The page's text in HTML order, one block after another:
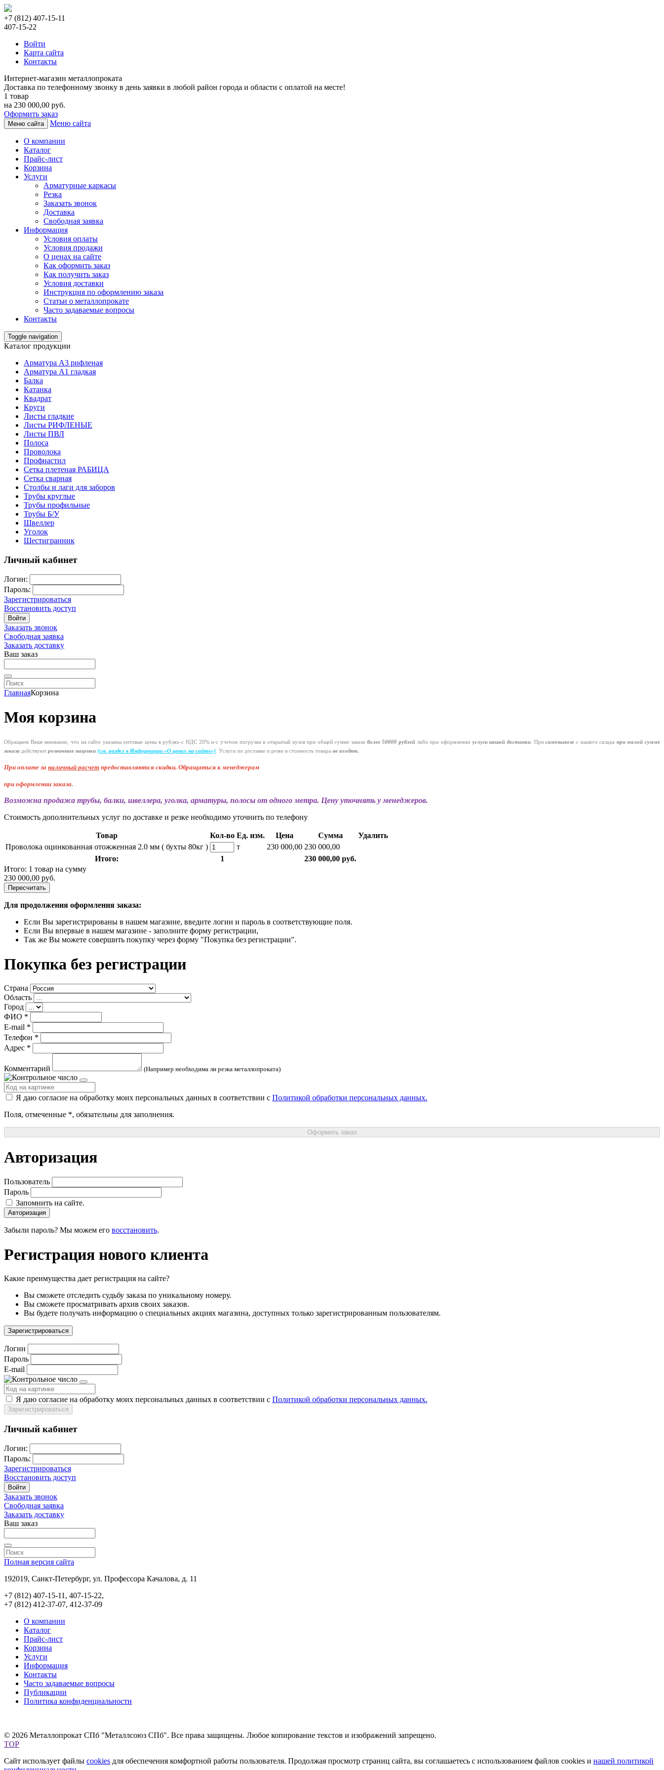
+7 (812) 407-15-11
407-15-22
Войти
Карта сайта
Контакты
Интернет-магазин металлопроката
Доставка по телефонному звонку в день заявки в любой район города и области с оплатой на месте!
1 товар
на 230 000,00 руб.
Оформить заказ
Меню сайта Меню сайта
О компании
Каталог
Прайс-лист
Корзина
Услуги
Арматурные каркасы
Резка
Заказать звонок
Доставка
Свободная заявка
Информация
Условия оплаты
Условия продажи
О ценах на сайте
Как оформить заказ
Как получить заказ
Условия доставки
Инструкция по оформлению заказа
Статьи о металлопрокате
Часто задаваемые вопросы
Контакты
Toggle navigation
Каталог продукции
Арматура А3 рифленая
Арматура А1 гладкая
Балка
Катанка
Квадрат
Круги
Листы гладкие
Листы РИФЛЕНЫЕ
Листы ПВЛ
Полоса
Проволока
Профнастил
Сетка плетеная РАБИЦА
Сетка сварная
Столбы и лаги для заборов
Трубы круглые
Трубы профильные
Трубы Б/У
Швеллер
Уголок
Шестигранник
Личный кабинет
Логин:
Пароль:
Зарегистрироваться
Восстановить доступ
Войти
Заказать звонок
Свободная заявка
Заказать доставку
Ваш заказ
ГлавнаяКорзина
Моя корзина
Обращаем Ваше внимание, что на сайте указаны оптовые цены врублях-с НДС 20%и-с учетом погрузки в открытый кузов при общей сумме заказа более 50000 рублей либо при оформлении услуги нашей доставки. Присамовывозе с нашего склада при малой сумме
заказа действуют розничные наценки (см. раздел в Информации «О ценах на сайте»). Услуги по доставке и резке в стоимость товара не входят.
При оплате за наличный расчет предоставляются скидки. Обращаться к менеджерам
при оформлении заказа.
Возможна продажа трубы, балки, швеллера, уголка, арматуры, полосы от одного метра. Цену уточнять у менеджеров.
Стоимость дополнительных услуг по доставке и резке необходимо уточнить по телефону
Товар Кол-во Ед. изм. Цена Сумма
Удалить
Проволока оцинкованная отожженная 2.0 мм ( бухты 80кг )
т 230 000,00 230 000,00
Итого:
1
230 000,00 руб.
Итого: 1 товар на сумму
230 000,00 руб.
Пересчитать
Для продолжения оформления заказа:
Если Вы зарегистрированы в нашем магазине, введите логин и пароль в соответствующие поля.
Если Вы впервые в нашем магазине - заполните форму регистрации,
Так же Вы можете совершить покупку через форму "Покупка без регистрации".
Покупка без регистрации
Страна
Область
Город
ФИО *
E-mail *
Телефон *
Адрес *
Комментарий (Например необходима ли резка металлопроката)
Я даю согласие на обработку моих персональных данных в соответствии с Политикой обработки персональных данных.
Поля, отмеченные *, обязательны для заполнения.
Оформить заказ
Авторизация
Пользователь
Пароль
Запомнить на сайте.
Авторизация
Забыли пароль? Мы можем его восстановить.
Регистрация нового клиента
Какие преимущества дает регистрация на сайте?
Вы сможете отследить судьбу заказа по уникальному номеру.
Вы сможете просматривать архив своих заказов.
Вы будете получать информацию о специальных акциях магазина, доступных только зарегистрированным пользователям.
Зарегистрироваться
Логин
Пароль
E-mail
Я даю согласие на обработку моих персональных данных в соответствии с Политикой обработки персональных данных.
Зарегистрироваться
Личный кабинет
Логин:
Пароль:
Зарегистрироваться
Восстановить доступ
Войти
Заказать звонок
Свободная заявка
Заказать доставку
Ваш заказ
Полная версия сайта
192019, Санкт-Петербург, ул. Профессора Качалова, д. 11
+7 (812) 407-15-11, 407-15-22,
+7 (812) 412-37-07, 412-37-09
О компании
Каталог
Прайс-лист
Корзина
Услуги
Информация
Контакты
Часто задаваемые вопросы
Публикации
Политика конфиденциальности
© 2026 Металлопрокат СПб "Металлсоюз СПб". Все права защищены. Любое копирование текстов и изображений запрещено.
TOP
Сайт использует файлы cookies для обеспечения комфортной работы пользователя. Продолжая просмотр страниц сайта, вы соглашаетесь с использованием файлов cookies и нашей политикой